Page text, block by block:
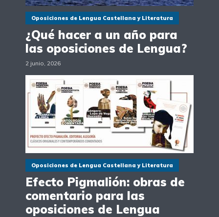
Oposiciones de Lengua Castellana y Literatura
¿Qué hacer a un año para
las oposiciones de Lengua?
2 junio, 2026
Oposiciones de Lengua Castellana y Literatura
Efecto Pigmalión: obras de
comentario para las
oposiciones de Lengua